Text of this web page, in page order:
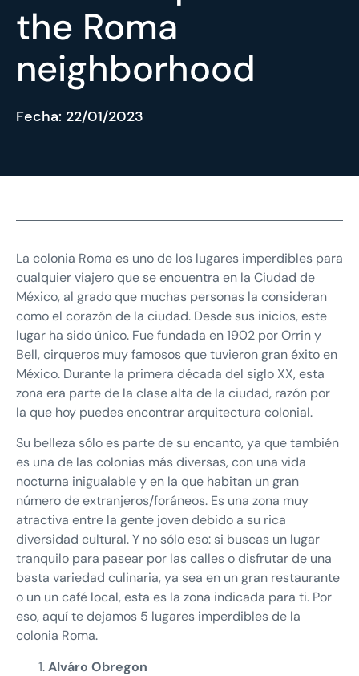
the Roma
neighborhood
Fecha: 22/01/2023
La colonia Roma es uno de los lugares imperdibles para
cualquier viajero que se encuentra en la Ciudad de
México, al grado que muchas personas la consideran
como el corazón de la ciudad. Desde sus inicios, este
lugar ha sido único. Fue fundada en 1902 por Orrin y
Bell, cirqueros muy famosos que tuvieron gran éxito en
México. Durante la primera década del siglo XX, esta
zona era parte de la clase alta de la ciudad, razón por
la que hoy puedes encontrar arquitectura colonial.
Su belleza sólo es parte de su encanto, ya que también
es una de las colonias más diversas, con una vida
nocturna inigualable y en la que habitan un gran
número de extranjeros/foráneos. Es una zona muy
atractiva entre la gente joven debido a su rica
diversidad cultural. Y no sólo eso: si buscas un lugar
tranquilo para pasear por las calles o disfrutar de una
basta variedad culinaria, ya sea en un gran restaurante
o un un café local, esta es la zona indicada para ti. Por
eso, aquí te dejamos 5 lugares imperdibles de la
colonia Roma.
Alváro Obregon